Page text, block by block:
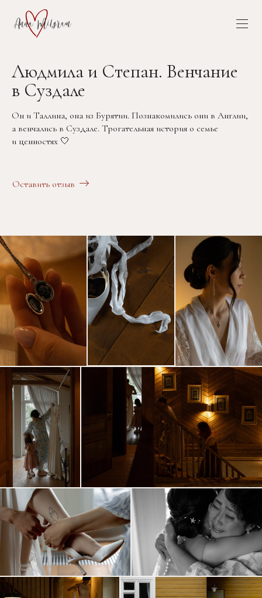
Людмила и Степан. Венчание
в Суздале
Он и Таллина, она из Бурятии. Познакомились они в Англии,
а венчались в Суздале. Трогательная история о семье
и ценностях 🤍
Оставить отзыв